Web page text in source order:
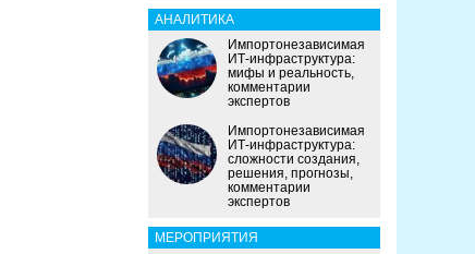
АНАЛИТИКА
Импортонезависимая
ИТ-инфраструктура:
мифы и реальность,
комментарии
экспертов
Импортонезависимая
ИТ-инфраструктура:
сложности создания,
решения, прогнозы,
комментарии
экспертов
МЕРОПРИЯТИЯ